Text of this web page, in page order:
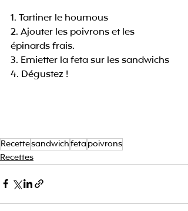
1. Tartiner le houmous
2. Ajouter les poivrons et les
épinards frais.
3. Emietter la feta sur les sandwichs
4. Dégustez !
Recettesandwichfetapoivrons
Recettes